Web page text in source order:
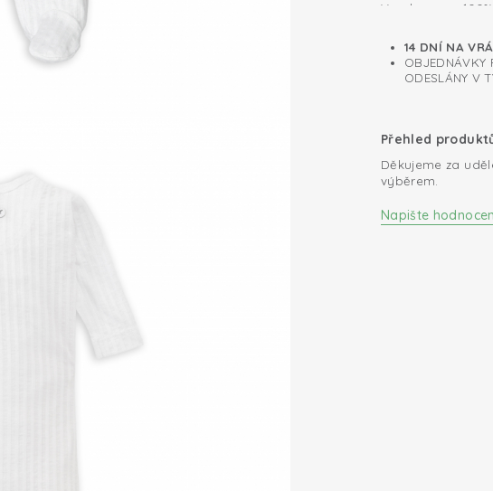
Vyrobeno ze
dobře padne
pohodlí, proto
patentky mezi
Upozornění:
zakryté nožičky.
Bavlněná
14 DNÍ NA
OBJEDNÁVKY
ODESLÁNY V
Přehled
Děkujeme za
výběrem.
Napište